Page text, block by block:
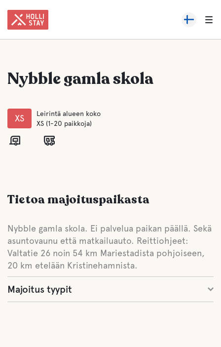
Nybble gamla skola
XS
Leirintä alueen koko
XS (1-20 paikkoja)
Tietoa majoituspaikasta
Nybble gamla skola. Ei palvelua paikan päällä. Sekä
asuntovaunu että matkailuauto. Reittiohjeet:
Valtatie 26 noin 54 km Mariestadista pohjoiseen,
20 km etelään Kristinehamnista.
Majoitus tyypit